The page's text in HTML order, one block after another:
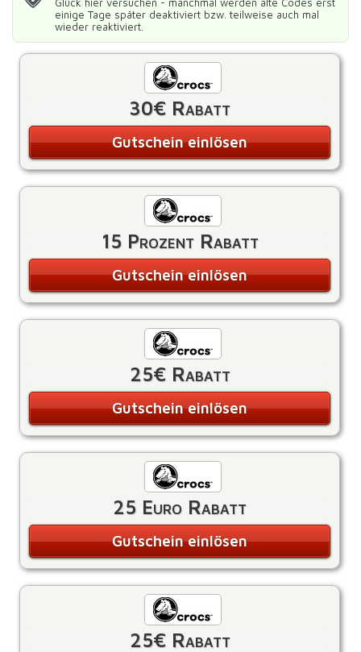
einige Tage später deaktiviert bzw. teilweise auch mal
wieder reaktiviert.
30€ Rabatt
Gutschein einlösen
15 Prozent Rabatt
Gutschein einlösen
25€ Rabatt
Gutschein einlösen
25 Euro Rabatt
Gutschein einlösen
25€ Rabatt